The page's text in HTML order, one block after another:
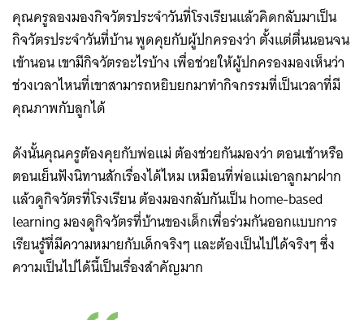
คุณครูลองมองกิจวัตรประจำวันที่โรงเรียนแล้วคิดกลับมาเป็น
กิจวัตรประจำวันที่บ้าน พูดคุยกับผู้ปกครองว่า ตั้งแต่ตื่นนอนจน
เข้านอน เขามีกิจวัตรอะไรบ้าง เพื่อช่วยให้ผู้ปกครองมองเห็นว่า
ช่วงเวลาไหนที่เขาสามารถหยิบยกมาทำกิจกรรมที่เป็นเวลาที่มี
คุณภาพกับลูกได้
ดังนั้นคุณครูต้องคุยกับพ่อแม่ ต้องช่วยกันมองว่า ตอนเช้าหรือ
ตอนเย็นฟังนิทานสักเรื่องได้ไหม เหมือนที่พ่อแม่เอาลูกมาฝาก
แล้วดูกิจวัตรที่โรงเรียน ต้องมองกลับกันเป็น home-based
learning มองดูกิจวัตรที่บ้านของเด็กเพื่อร่วมกันออกแบบการ
เรียนรู้ที่มีความหมายกับเด็กจริงๆ และต้องเป็นไปได้จริงๆ ซึ่ง
ความเป็นไปได้นี้เป็นเรื่องสำคัญมาก